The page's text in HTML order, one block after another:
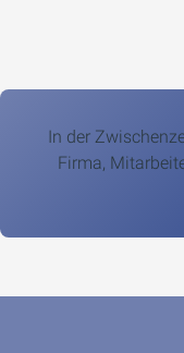
In der
Firma,